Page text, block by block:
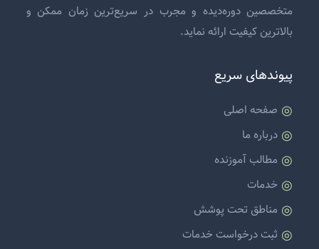
متخصصین دوره‌دیده و مجرب در سریع‌ترین زمان ممکن و
بالاترین کیفیت ارائه نماید.
پیوندهای سریع
صفحه اصلی
درباره ما
مطالب آموزنده
خدمات
مناطق تحت پوشش
ثبت درخواست خدمات